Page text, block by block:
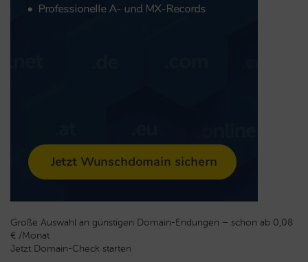
Große Auswahl an günstigen Domain-Endungen – schon ab 0,08
€ /Monat
Jetzt Domain-Check starten